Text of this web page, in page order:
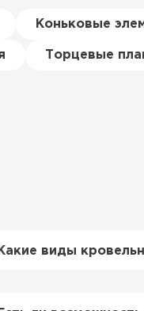
Коньковые
Торцевые
Какие виды